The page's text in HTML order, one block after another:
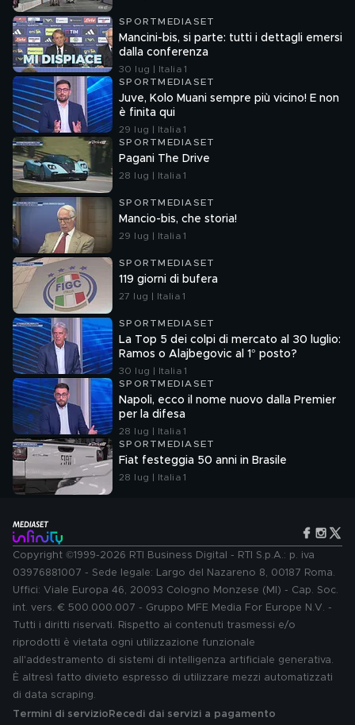
SPORTMEDIASET
Mancini-bis, si parte: tutti i dettagli emersi
dalla conferenza
30 lug | Italia 1
SPORTMEDIASET
Juve, Kolo Muani sempre più vicino! E non
è finita qui
29 lug | Italia 1
SPORTMEDIASET
Pagani The Drive
28 lug | Italia 1
SPORTMEDIASET
Mancio-bis, che storia!
29 lug | Italia 1
SPORTMEDIASET
119 giorni di bufera
27 lug | Italia 1
SPORTMEDIASET
La Top 5 dei colpi di mercato al 30 luglio:
Ramos o Alajbegovic al 1° posto?
30 lug | Italia 1
SPORTMEDIASET
Napoli, ecco il nome nuovo dalla Premier
per la difesa
28 lug | Italia 1
SPORTMEDIASET
Fiat festeggia 50 anni in Brasile
28 lug | Italia 1
Copyright ©1999-2026 RTI Business Digital - RTI S.p.A.: p. iva
03976881007 - Sede legale: Largo del Nazareno 8, 00187 Roma.
Uffici: Viale Europa 46, 20093 Cologno Monzese (MI) - Cap. Soc.
int. vers. € 500.000.007 - Gruppo MFE Media For Europe N.V. -
Tutti i diritti riservati. Rispetto ai contenuti trasmessi e/o
riprodotti è vietata ogni utilizzazione funzionale
all'addestramento di sistemi di intelligenza artificiale generativa.
È altresì fatto divieto espresso di utilizzare mezzi automatizzati
di data scraping.
Termini di servizio Recedi dai servizi a pagamento